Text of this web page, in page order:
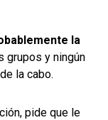
la
grupos y ningún
la cabo.
pide que le